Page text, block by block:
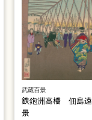
武蔵百景
鉄鉋洲高橋 佃島遠
景